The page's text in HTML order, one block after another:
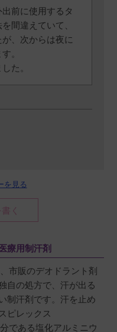
前に使用するタ
間違えていて、
、次からは夜に
。
た。
す
を見る
く
療用制汗剤
市販のデオドラント剤
自の処方で、汗が出る
制汗剤です。汗を止め
ピレックス
である塩化アルミニウ